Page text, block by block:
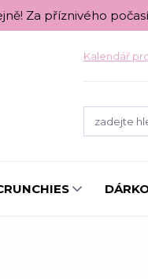
Za příznivého
Kalendář